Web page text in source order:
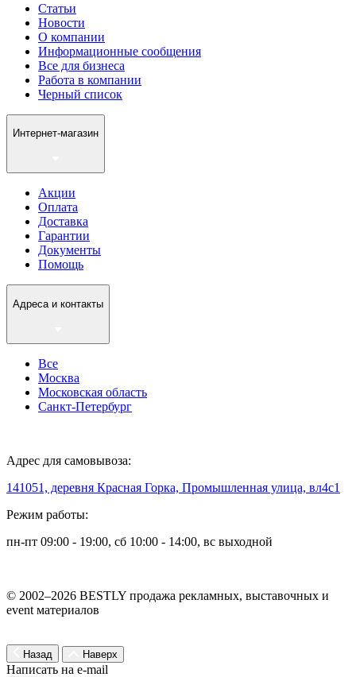
Статьи
Новости
О компании
Информационные сообщения
Все для бизнеса
Работа в компании
Черный список
Интернет-магазин
Акции
Оплата
Доставка
Гарантии
Документы
Помощь
Адреса и контакты
Все
Москва
Московская область
Санкт-Петербург
Адрес для самовывоза:
141051, деревня Красная Горка, Промышленная улица, вл4с1
Режим работы:
пн-пт 09:00 - 19:00, сб 10:00 - 14:00, вс выходной
© 2002–2026 BESTLY продажа рекламных, выставочных и
event материалов
Назад Наверх
Написать на e-mail